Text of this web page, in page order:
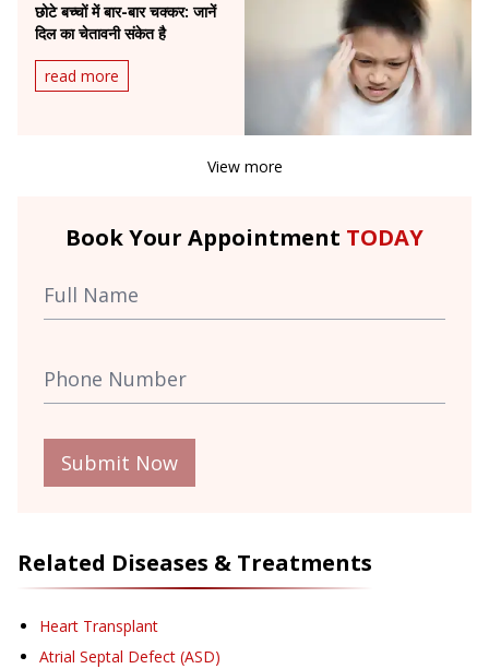
छोटे बच्चों में बार-बार चक्कर: जानें
दिल का चेतावनी संकेत है
read more
View more
Book Your Appointment TODAY
Submit Now
Related Diseases & Treatments
Heart Transplant
Atrial Septal Defect (ASD)